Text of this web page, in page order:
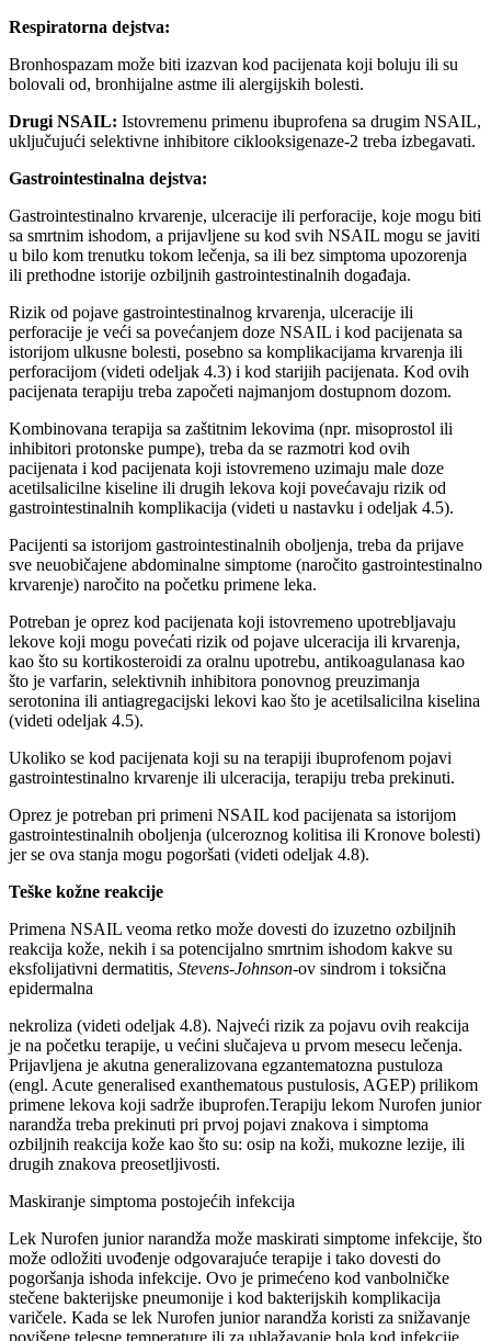
Respiratorna dejstva:
Bronhospazam može biti izazvan kod pacijenata koji boluju ili su
bolovali od, bronhijalne astme ili alergijskih bolesti.
Drugi NSAIL: Istovremenu primenu ibuprofena sa drugim NSAIL,
uključujući selektivne inhibitore ciklooksigenaze-2 treba izbegavati.
Gastrointestinalna dejstva:
Gastrointestinalno krvarenje, ulceracije ili perforacije, koje mogu biti
sa smrtnim ishodom, a prijavljene su kod svih NSAIL mogu se javiti
u bilo kom trenutku tokom lečenja, sa ili bez simptoma upozorenja
ili prethodne istorije ozbiljnih gastrointestinalnih događaja.
Rizik od pojave gastrointestinalnog krvarenja, ulceracije ili
perforacije je veći sa povećanjem doze NSAIL i kod pacijenata sa
istorijom ulkusne bolesti, posebno sa komplikacijama krvarenja ili
perforacijom (videti odeljak 4.3) i kod starijih pacijenata. Kod ovih
pacijenata terapiju treba započeti najmanjom dostupnom dozom.
Kombinovana terapija sa zaštitnim lekovima (npr. misoprostol ili
inhibitori protonske pumpe), treba da se razmotri kod ovih
pacijenata i kod pacijenata koji istovremeno uzimaju male doze
acetilsalicilne kiseline ili drugih lekova koji povećavaju rizik od
gastrointestinalnih komplikacija (videti u nastavku i odeljak 4.5).
Pacijenti sa istorijom gastrointestinalnih oboljenja, treba da prijave
sve neuobičajene abdominalne simptome (naročito gastrointestinalno
krvarenje) naročito na početku primene leka.
Potreban je oprez kod pacijenata koji istovremeno upotrebljavaju
lekove koji mogu povećati rizik od pojave ulceracija ili krvarenja,
kao što su kortikosteroidi za oralnu upotrebu, antikoagulanasa kao
što je varfarin, selektivnih inhibitora ponovnog preuzimanja
serotonina ili antiagregacijski lekovi kao što je acetilsalicilna kiselina
(videti odeljak 4.5).
Ukoliko se kod pacijenata koji su na terapiji ibuprofenom pojavi
gastrointestinalno krvarenje ili ulceracija, terapiju treba prekinuti.
Oprez je potreban pri primeni NSAIL kod pacijenata sa istorijom
gastrointestinalnih oboljenja (ulceroznog kolitisa ili Kronove bolesti)
jer se ova stanja mogu pogoršati (videti odeljak 4.8).
Teške kožne reakcije
Primena NSAIL veoma retko može dovesti do izuzetno ozbiljnih
reakcija kože, nekih i sa potencijalno smrtnim ishodom kakve su
eksfolijativni dermatitis, Stevens-Johnson-ov sindrom i toksična
epidermalna
nekroliza (videti odeljak 4.8). Najveći rizik za pojavu ovih reakcija
je na početku terapije, u većini slučajeva u prvom mesecu lečenja.
Prijavljena je akutna generalizovana egzantematozna pustuloza
(engl. Acute generalised exanthematous pustulosis, AGEP) prilikom
primene lekova koji sadrže ibuprofen.Terapiju lekom Nurofen junior
narandža treba prekinuti pri prvoj pojavi znakova i simptoma
ozbiljnih reakcija kože kao što su: osip na koži, mukozne lezije, ili
drugih znakova preosetljivosti.
Maskiranje simptoma postojećih infekcija
Lek Nurofen junior narandža može maskirati simptome infekcije, što
može odložiti uvođenje odgovarajuće terapije i tako dovesti do
pogoršanja ishoda infekcije. Ovo je primećeno kod vanbolničke
stečene bakterijske pneumonije i kod bakterijskih komplikacija
varičele. Kada se lek Nurofen junior narandža koristi za snižavanje
povišene telesne temperature ili za ublažavanje bola kod infekcije,